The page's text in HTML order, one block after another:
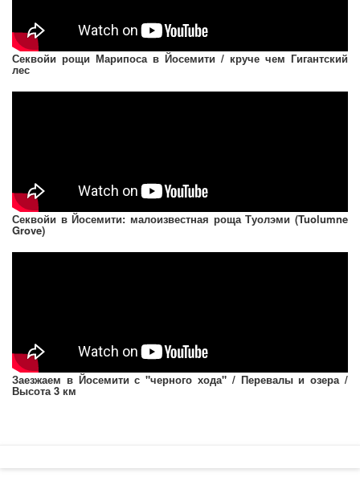
Секвойи рощи Марипоса в Йосемити / круче чем Гигантский
лес
Секвойи в Йосемити: малоизвестная роща Туолэми (Tuolumne
Grove)
Заезжаем в Йосемити с "черного хода" / Перевалы и озера /
Высота 3 км